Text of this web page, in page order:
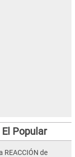
Popular
REACCIÓN de